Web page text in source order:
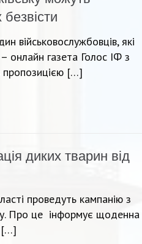
військовослужбовців, які
онлайн газета Голос ІФ з
пропозицією […]
диких тварин від
проведуть кампанію з
Про це інформує
[…]